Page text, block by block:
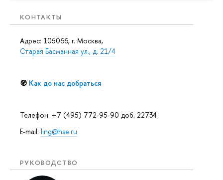
КОНТАКТЫ
Адрес: 105066, г. Москва,
Старая Басманная ул., д. 21/4
🧭 Как до нас добраться
Телефон: +7 (495) 772-95-90 доб. 22734
E-mail: ling@hse.ru
РУКОВОДСТВО